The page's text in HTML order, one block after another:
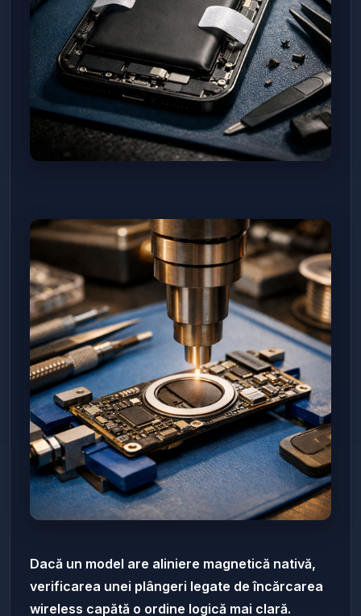
Dacă un model are aliniere magnetică nativă,
verificarea unei plângeri legate de încărcarea
wireless capătă o ordine logică mai clară.